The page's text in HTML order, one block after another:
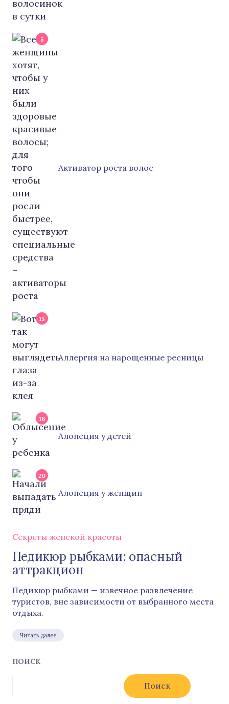
5
Активатор роста волос
15
Аллергия на нарощенные ресницы
16
Алопеция у детей
20
Алопеция у женщин
Секреты женской красоты
Педикюр рыбками: опасный
аттракцион
Педикюр рыбками — извечное развлечение
туристов, вне зависимости от выбранного места
отдыха.
Читать далее
ПОИСК